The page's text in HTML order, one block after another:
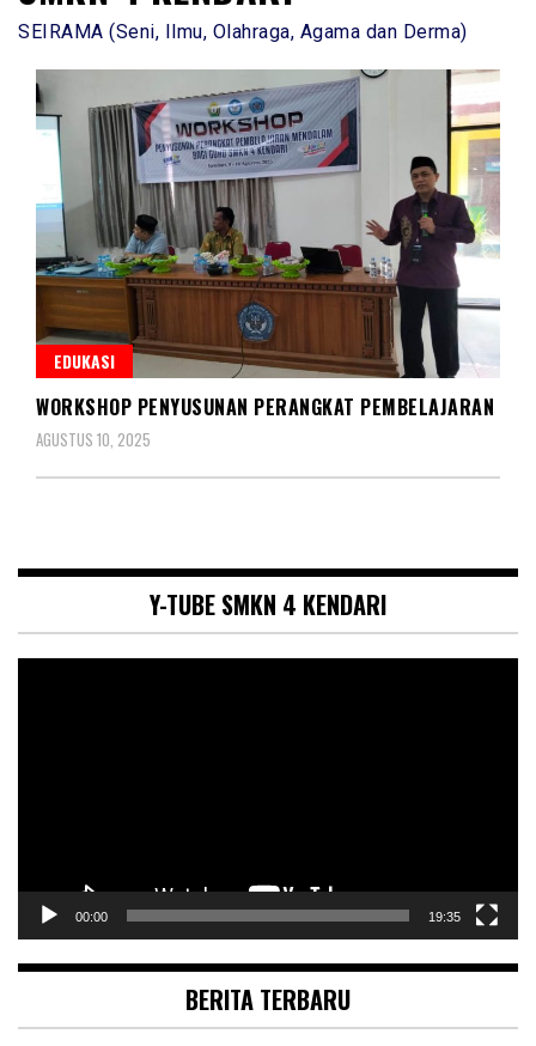
SEIRAMA (Seni, Ilmu, Olahraga, Agama dan Derma)
EDUKASI
WORKSHOP PENYUSUNAN PERANGKAT PEMBELAJARAN
AGUSTUS 10, 2025
Y-TUBE SMKN 4 KENDARI
00:00 19:35
BERITA TERBARU